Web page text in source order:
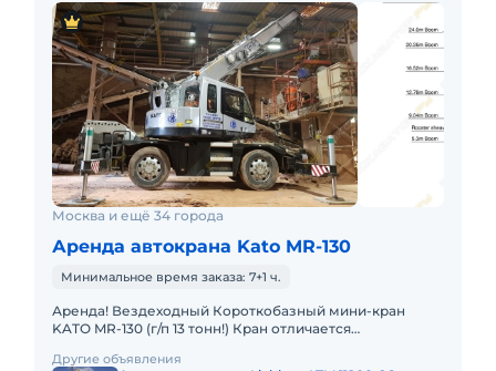
Москва и ещё 34 города
Аренда автокрана Kato MR-130
Минимальное время заказа: 7+1 ч.
Аренда! Вездеходный Короткобазный мини-кран
KATO MR-130 (г/п 13 тонн!) Кран отличается
Технические характеристик
Другие объявления